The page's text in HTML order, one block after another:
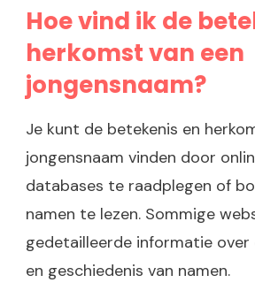
Hoe vind ik de
herkomst van een
jongensnaam?
Je kunt de betekenis en
jongensnaam vinden door
databases te raadplegen of
namen te lezen. Sommige
gedetailleerde informatie
en geschiedenis van namen.